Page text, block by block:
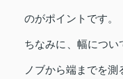
のがポイントです。
ちなみに、幅につ
ノブから端までを測